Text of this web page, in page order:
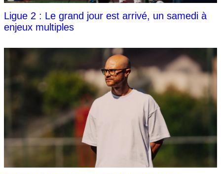
Ligue 2 : Le grand jour est arrivé, un samedi à
enjeux multiples